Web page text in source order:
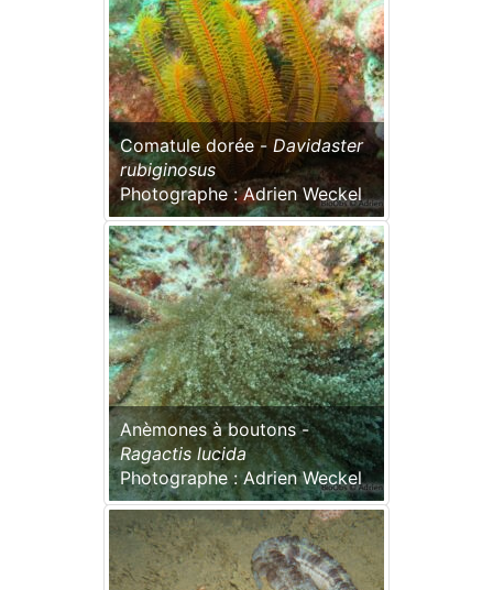
Comatule dorée -Davidaster
rubiginosus
Photographe : Adrien Weckel
Anèmones à boutons -
Ragactis lucida
Photographe : Adrien Weckel